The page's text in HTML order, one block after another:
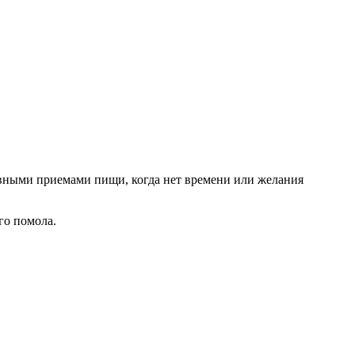
приемами пищи, когда нет времени или желания
помола.